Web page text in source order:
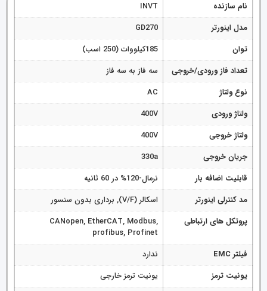
نام سازنده
INVT
مدل اینورتر
GD270
توان
185کیلووات (250 اسب)
تعداد فاز ورودی/خروجی
سه فاز به سه فاز
نوع ولتاژ
AC
ولتاژ ورودی
400V
ولتاژ خروجی
400V
جریان خروجی
330a
قابلیت اضافه بار
نرمال-120% در 60 ثانیه
مد کنترلی اینورتر
اسکالر (V/F), برداری بدون سنسور
پروتکل های ارتباطی
CANopen, EtherCAT, Modbus,
profibus, Profinet
فیلتر EMC
ندارد
یونیت ترمز
یونیت ترمز خارجی